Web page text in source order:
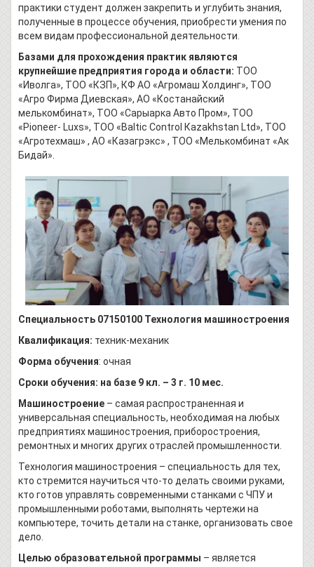
практики студент должен закрепить и углубить знания,
полученные в процессе обучения, приобрести умения по
всем видам профессиональной деятельности.
Базами для прохождения практик являются
крупнейшие предприятия города и области: ТОО
«Иволга», ТОО «КЗП», КФ АО «Агромаш Холдинг», ТОО
«Агро Фирма Диевская», АО «Костанайский
мелькомбинат», ТОО «Сарыарка Авто Пром», ТОО
«Рiоnееr- Luxs», ТОО «Ваltic Соntrоl Каzаkhstаn Ltd», ТОО
«Агротехмаш» , АО «Казагрэкс» , ТОО «Мелькомбинат «Ак
Бидай».
Специальность 07150100 Технология машиностроения
Квалификация: техник-механик
Форма обучения: очная
Сроки обучения: на базе 9 кл. – 3 г. 10 мес.
Машиностроение – самая распространенная и
универсальная специальность, необходимая на любых
предприятиях машиностроения, приборостроения,
ремонтных и многих других отраслей промышленности.
Технология машиностроения – специальность для тех,
кто стремится научиться что-то делать своими руками,
кто готов управлять современными станками с ЧПУ и
промышленными роботами, выполнять чертежи на
компьютере, точить детали на станке, организовать свое
дело.
Целью образовательной программы – является